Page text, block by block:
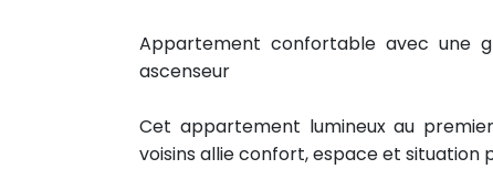
Appartement confortable avec une
ascenseur
Cet appartement lumineux au
voisins allie confort, espace et situation